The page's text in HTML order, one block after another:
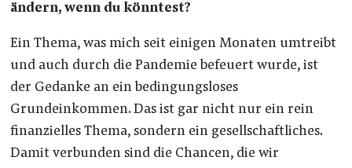
ändern, wenn du könntest?
Ein Thema, was mich seit einigen Monaten umtreibt
und auch durch die Pandemie befeuert wurde, ist
der Gedanke an ein bedingungsloses
Grundeinkommen. Das ist gar nicht nur ein rein
finanzielles Thema, sondern ein gesellschaftliches.
Damit verbunden sind die Chancen, die wir